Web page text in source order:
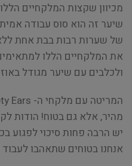
מכיוון שקצות המלקחיים
שיער זה הוא סוס עבודה
של שערות רבות בבת אחת
את המלקחיים הללו
ולכלבים עם שיער מגודל
מהיר, אלא גם בטוח! הודות
יש הרבה פחות סיכוי לפגוע
אנחנו בטוחים שתאהבו